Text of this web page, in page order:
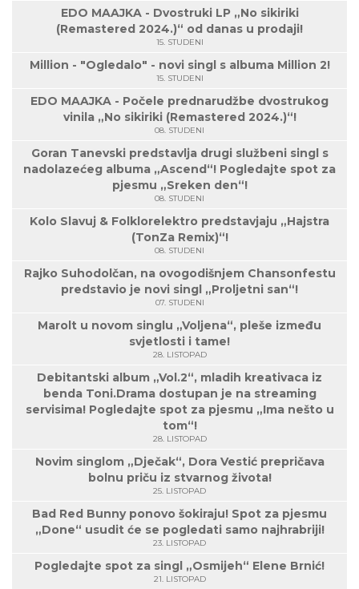
EDO MAAJKA - Dvostruki LP „No sikiriki
(Remastered 2024.)“ od danas u prodaji!
15. STUDENI
Million - "Ogledalo" - novi singl s albuma Million 2!
15. STUDENI
EDO MAAJKA - Počele prednarudžbe dvostrukog
vinila „No sikiriki (Remastered 2024.)“!
08. STUDENI
Goran Tanevski predstavlja drugi službeni singl s
nadolazećeg albuma „Ascend“! Pogledajte spot za
pjesmu „Sreken den“!
08. STUDENI
Kolo Slavuj & Folklorelektro predstavjaju „Hajstra
(TonZa Remix)“!
08. STUDENI
Rajko Suhodolčan, na ovogodišnjem Chansonfestu
predstavio je novi singl „Proljetni san“!
07. STUDENI
Marolt u novom singlu „Voljena“, pleše između
svjetlosti i tame!
28. LISTOPAD
Debitantski album „Vol.2“, mladih kreativaca iz
benda Toni.Drama dostupan je na streaming
servisima! Pogledajte spot za pjesmu „Ima nešto u
tom“!
28. LISTOPAD
Novim singlom „Dječak“, Dora Vestić prepričava
bolnu priču iz stvarnog života!
25. LISTOPAD
Bad Red Bunny ponovo šokiraju! Spot za pjesmu
„Done“ usudit će se pogledati samo najhrabriji!
23. LISTOPAD
Pogledajte spot za singl „Osmijeh“ Elene Brnić!
21. LISTOPAD